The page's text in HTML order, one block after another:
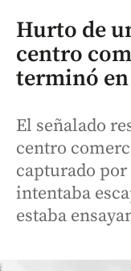
Hurto de
centro
terminó
El señalado
centro
capturado
intentaba
estaba